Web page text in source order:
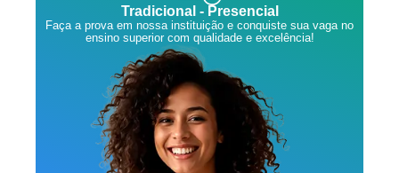
Tradicional - Presencial
Faça a prova em nossa instituição e conquiste sua vaga no
ensino superior com qualidade e excelência!